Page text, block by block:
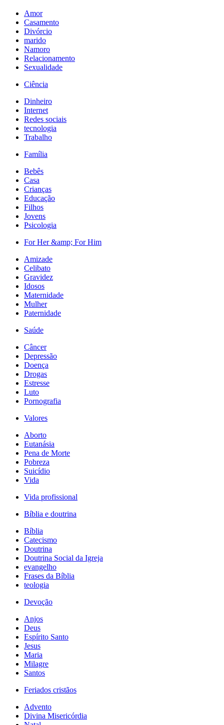
Amor
Casamento
Divórcio
marido
Namoro
Relacionamento
Sexualidade
Ciência
Dinheiro
Internet
Redes sociais
tecnologia
Trabalho
Família
Bebês
Casa
Crianças
Educação
Filhos
Jovens
Psicologia
For Her &amp; For Him
Amizade
Celibato
Gravidez
Idosos
Maternidade
Mulher
Paternidade
Saúde
Câncer
Depressão
Doença
Drogas
Estresse
Luto
Pornografia
Valores
Aborto
Eutanásia
Pena de Morte
Pobreza
Suicídio
Vida
Vida profissional
Bíblia e doutrina
Bíblia
Catecismo
Doutrina
Doutrina Social da Igreja
evangelho
Frases da Bíblia
teologia
Devoção
Anjos
Deus
Espírito Santo
Jesus
Maria
Milagre
Santos
Feriados cristãos
Advento
Divina Misericórdia